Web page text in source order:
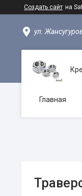
Создать сайт на
ул.
Главная